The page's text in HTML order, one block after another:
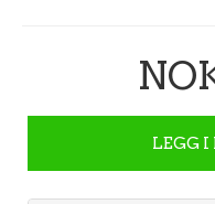
LEGG